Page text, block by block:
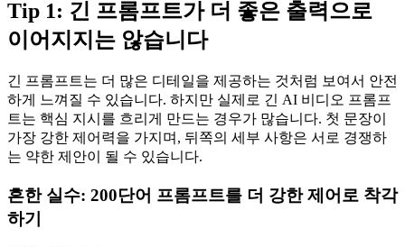
Tip 1: 긴 프롬프트가 더 좋은 출력으로
이어지지는 않습니다
긴 프롬프트는 더 많은 디테일을 제공하는 것처럼 보여서 안전
하게 느껴질 수 있습니다. 하지만 실제로 긴 AI 비디오 프롬프
트는 핵심 지시를 흐리게 만드는 경우가 많습니다. 첫 문장이
가장 강한 제어력을 가지며, 뒤쪽의 세부 사항은 서로 경쟁하
는 약한 제안이 될 수 있습니다.
흔한 실수: 200단어 프롬프트를 더 강한 제어로 착각
하기